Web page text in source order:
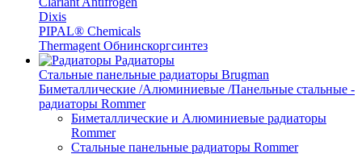
Dixis
PIPAL® Chemicals
Thermagent Обнинскоргсинтез
Радиаторы
Стальные панельные радиаторы Brugman
Биметаллические /Алюминиевые /Панельные стальные -
радиаторы Rommer
Биметаллические и Алюминиевые радиаторы
Rommer
Стальные панельные радиаторы Rommer